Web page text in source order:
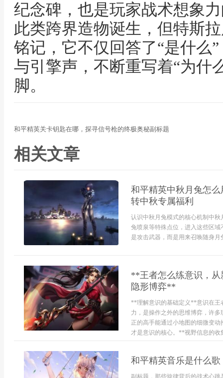
纪念碑，也是玩家战术想象
此类跨界造物诞生，但特斯
铭记，它不仅回答了“是什么
与引擎声，不断重写着“为什
脚。
和平精英关卡钥匙在哪，探寻信号枪的终极奥秘副标题
相关文章
和平精英中秋月兔怎
转中秋专属福利
认识中秋月兔模式的核心机制中
兔喷泉等特殊点位，进入这些区
是攻击武器，而是用来召唤随身月
**王者怎么练意识，
隐形博弈**
**理解意识的基础定义**意识在王
力，是操作之外的思维博弈，许
正的高手能通过小地图的细微变
才是意识的核心。**视野信息的
和平精英音乐是什么
副标题，那些旋律背后的战术心